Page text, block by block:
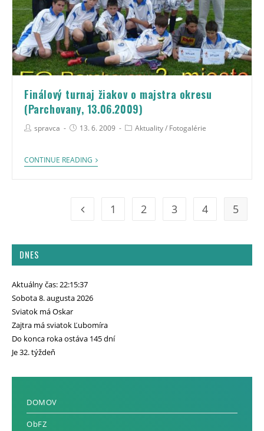
Finálový turnaj žiakov o majstra okresu
(Parchovany, 13.06.2009)
spravca 13. 6. 2009 Aktuality/ Fotogalérie
CONTINUE READING
1 2 3 4 5
DNES
Aktuálny čas: 22:15:38
Sobota 8. augusta 2026
Sviatok má Oskar
Zajtra má sviatok Ľubomíra
Do konca roka ostáva 145 dní
Je 32. týždeň
DOMOV
ObFZ